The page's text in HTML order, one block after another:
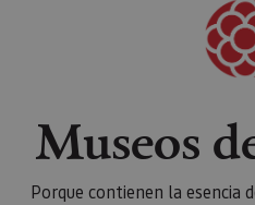
Museos
Porque contienen la esencia